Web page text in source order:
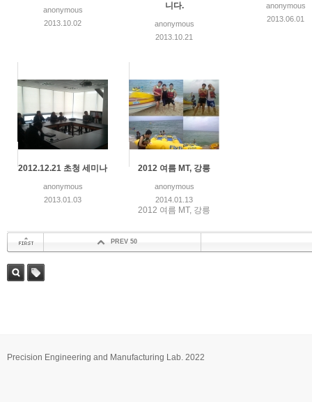
anonymous
2013.10.02
니다.
anonymous
2013.10.21
anonymous
2013.06.01
2012.12.21 초청 세미나
anonymous
2013.01.03
2012 여름 MT, 강릉
anonymous
2014.01.13
2012 여름 MT, 강릉
PREV 50
Precision Engineering and Manufacturing Lab. 2022